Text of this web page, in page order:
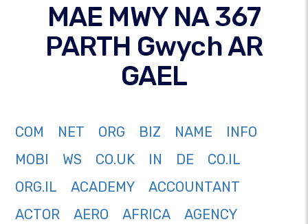
MAE MWY NA 367
PARTH Gwych AR
GAEL
COM NET ORG BIZ NAME
INFO
MOBI
WS CO.UK IN DE
CO.IL
ORG.IL
ACADEMY
ACCOUNTANT
ACTOR
AERO AFRICA
AGENCY